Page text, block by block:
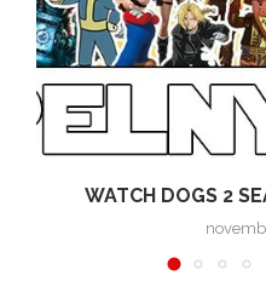
WATCH DOGS 2